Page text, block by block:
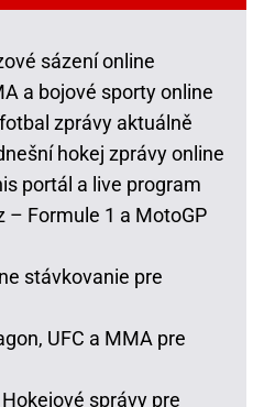
sázení online
a bojové sporty online
zprávy aktuálně
hokej zprávy online
portál a live program
– Formule 1 a MotoGP
stávkovanie pre
UFC a MMA pre
správy pre